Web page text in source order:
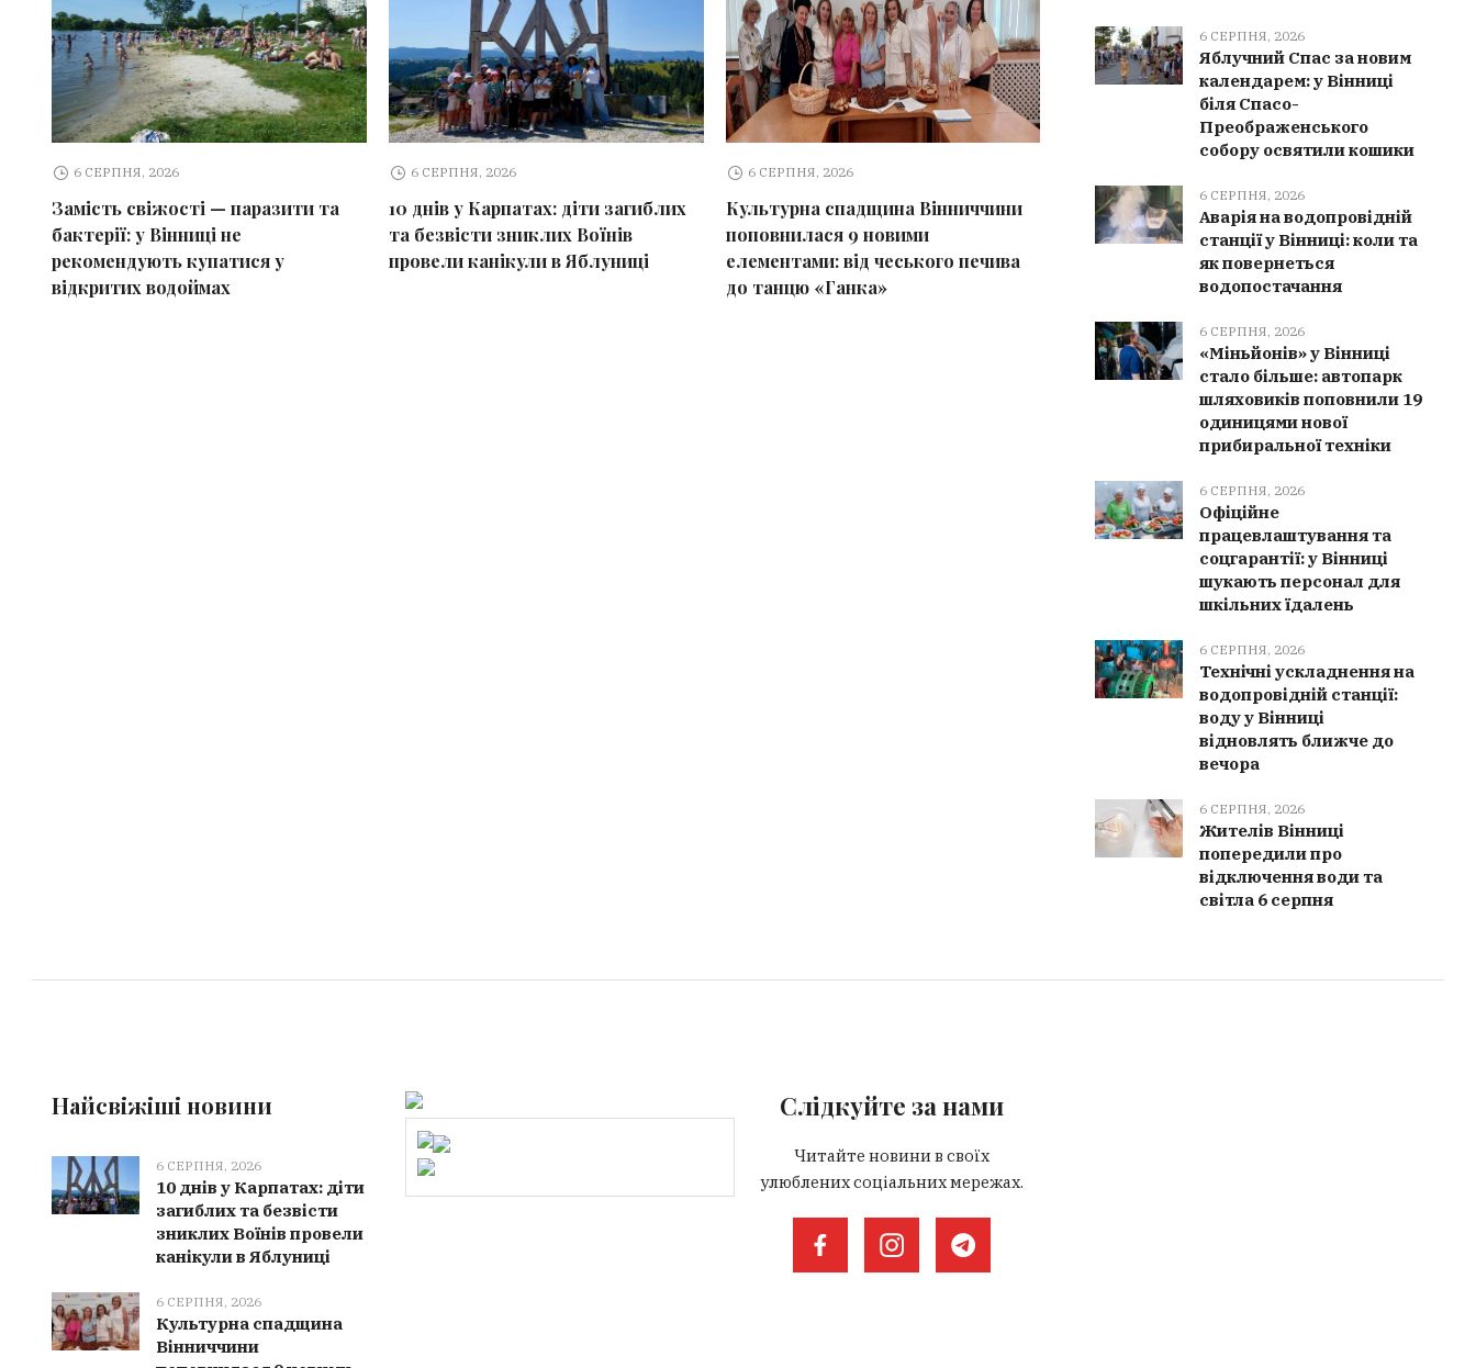
6 СЕРПНЯ, 2026
Замість свіжості — паразити та
бактерії: у Вінниці не
рекомендують купатися у
відкритих водоймах
6 СЕРПНЯ, 2026
10 днів у Карпатах: діти загиблих
та безвісти зниклих Воїнів
провели канікули в Яблуниці
6 СЕРПНЯ, 2026
Культурна спадщина Вінниччини
поповнилася 9 новими
елементами: від чеського печива
до танцю «Ганка»
Мурованокуриловецька громада
отримала 16 генераторів від
партнерів із Польщі
У
6 СЕРПНЯ, 2026
Яблучний Спас за новим
календарем: у Вінниці
біля Спасо-
Преображенського
собору освятили кошики
6 СЕРПНЯ, 2026
Аварія на водопровідній
станції у Вінниці: коли та
як повернеться
водопостачання
6 СЕРПНЯ, 2026
«Міньйонів» у Вінниці
стало більше: автопарк
шляховиків поповнили 19
одиницями нової
прибиральної техніки
6 СЕРПНЯ, 2026
Офіційне
працевлаштування та
соцгарантії: у Вінниці
шукають персонал для
шкільних їдалень
6 СЕРПНЯ, 2026
Технічні ускладнення на
водопровідній станції:
воду у Вінниці
відновлять ближче до
вечора
6 СЕРПНЯ, 2026
Жителів Вінниці
попередили про
відключення води та
світла 6 серпня
Найсвіжіші новини
6 СЕРПНЯ, 2026
10 днів у Карпатах: діти
загиблих та безвісти
зниклих Воїнів провели
канікули в Яблуниці
6 СЕРПНЯ, 2026
Культурна спадщина
Вінниччини
Слідкуйте за нами
Читайте новини в своїх
улюблених соціальних мережах.